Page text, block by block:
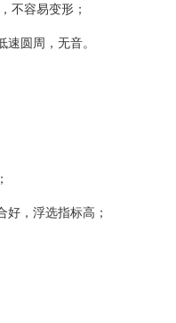
不容易变形；
圆周，无音。
，浮选指标高；